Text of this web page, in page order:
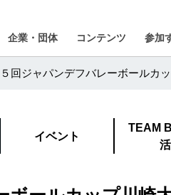
企業・団体 コンテンツ 参加
回ジャパンデフバレーボールカ
イベント
TEAM